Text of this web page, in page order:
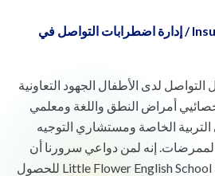
/إدارة اضطرابات التواصل في
لدى الأطفال الجهود التعاونية
أمراض النطق واللغة ومعلمي
الخاصة ومستشاري التوجيه
إنه لمن دواعي سرورنا أن
تتم دعوتنا من قبل مدرسة Little Flower English School للحصول